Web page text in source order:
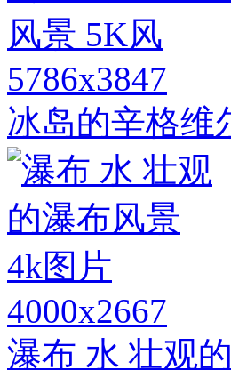
5786x3847
冰岛的辛格维
4000x2667
瀑布 水 壮观